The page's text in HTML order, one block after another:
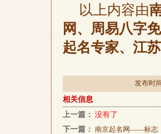
以上内容由
网、周易八字
起名专家、江
发布时
相关信息
上一篇： 没有了
下一篇： 南京起名网——标志